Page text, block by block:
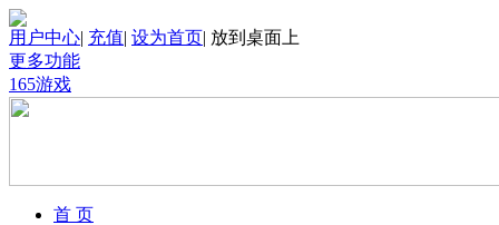
用户中心| 充值| 设为首页| 放到桌面上
更多功能
165游戏
首 页